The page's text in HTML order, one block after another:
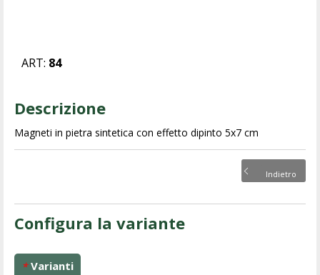
ART: 84
Descrizione
Magneti in pietra sintetica con effetto dipinto 5x7 cm
Indietro
Configura la variante
* Varianti